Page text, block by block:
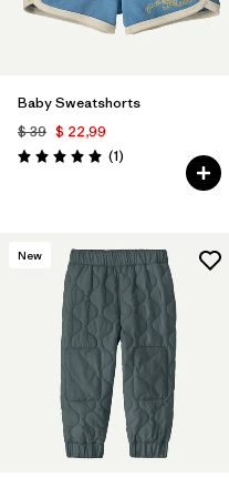
Baby Sweatshorts
$ 39 $ 22,99
Valoración: 5.0 / 5
(1Comentarios
)
New